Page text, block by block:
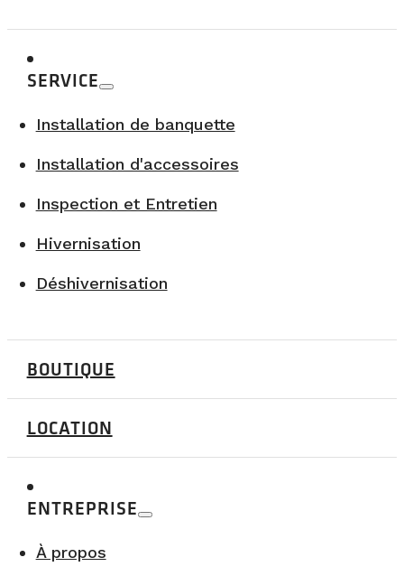
SERVICE
Installation de banquette
Installation d'accessoires
Inspection et Entretien
Hivernisation
Déshivernisation
BOUTIQUE
LOCATION
ENTREPRISE
À propos